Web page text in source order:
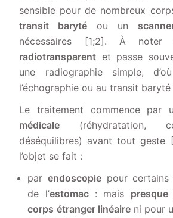
sensible pour de nombreux
transit baryté ou un
nécessaires [1;2]. À
radiotransparent et passe
une radiographie simple,
l’échographie ou au transit baryté
Le traitement commence par
médicale (réhydratation,
déséquilibres) avant tout geste
l’objet se fait :
parendoscopie pour
de l’estomac: mais presque
corps étranger linéaireni pour